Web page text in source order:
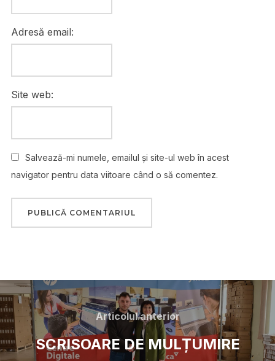
Adresă email:
Site web:
Salvează-mi numele, emailul și site-ul web în acest
navigator pentru data viitoare când o să comentez.
Articolul anterior
SCRISOARE DE MULȚUMIRE